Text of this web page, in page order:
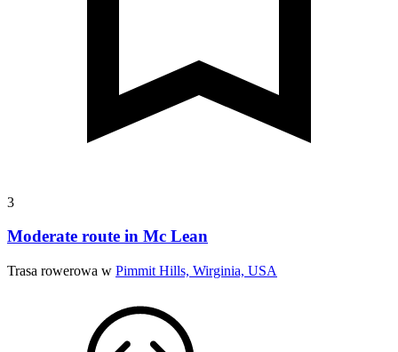
3
Moderate route in Mc Lean
Trasa rowerowa w Pimmit Hills, Wirginia, USA